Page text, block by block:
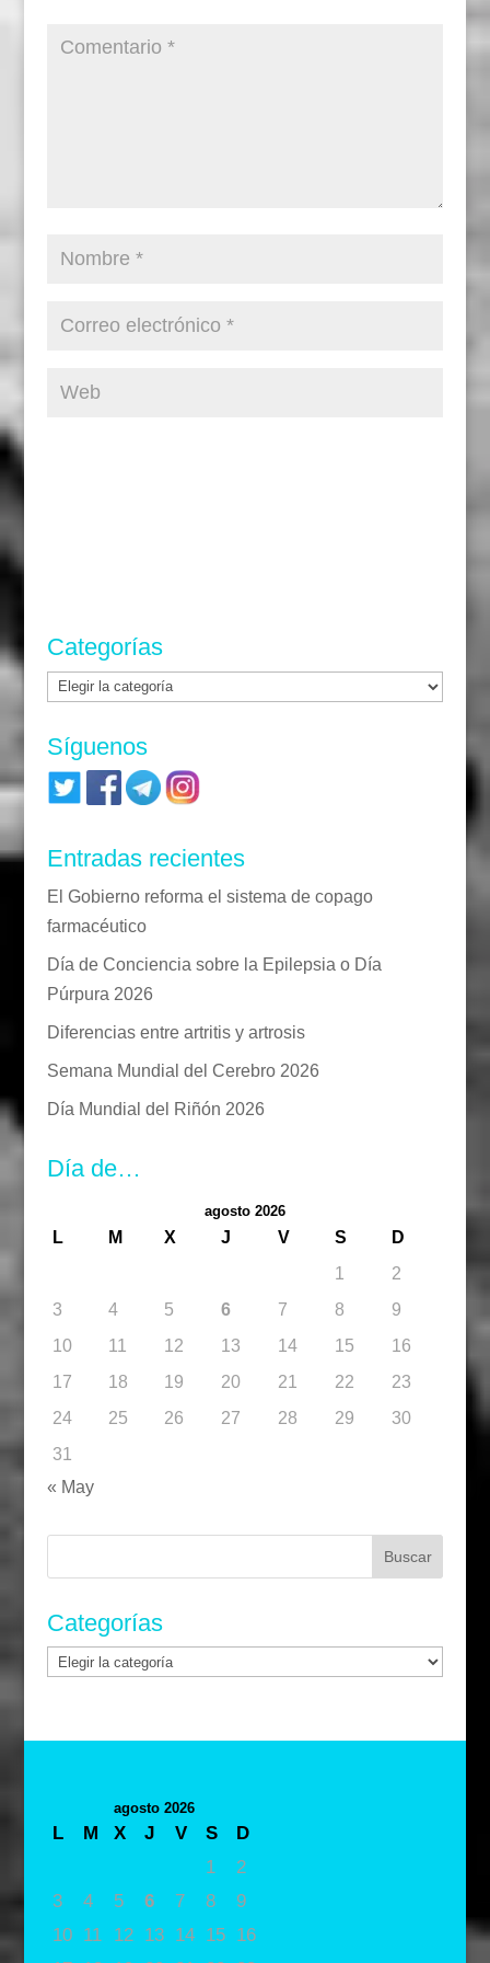
Categorías
Categorías
Síguenos
Entradas recientes
El Gobierno reforma el sistema de copago
farmacéutico
Día de Conciencia sobre la Epilepsia o Día
Púrpura 2026
Diferencias entre artritis y artrosis
Semana Mundial del Cerebro 2026
Día Mundial del Riñón 2026
Día de…
agosto 2026
L M X J V S
D
1
2
3
4 5 6 7 8
9
10
11 12 13 14 15
16
17
18 19 20 21 22
23
24
25 26 27 28 29
30
31
« May
Buscar:
Categorías
Categorías
agosto 2026
L M X J V S
D
1
2
3
4 5 6 7 8
9
10
11 12 13 14 15
16